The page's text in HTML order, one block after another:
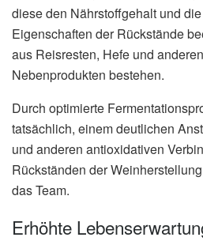
diese den Nährstoffgehalt und
Eigenschaften der Rückstände
aus Reisresten, Hefe und
Nebenprodukten bestehen.
Durch optimierte
tatsächlich, einem deutlichen
und anderen antioxidativen
Rückständen der
das Team.
Erhöhte